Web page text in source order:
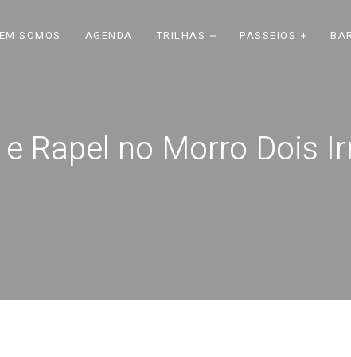
SOMOS AGENDA TRILHAS PASSEIOS
Rapel no Morro Dois